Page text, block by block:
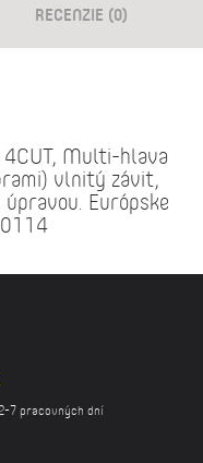
RECENZIE (0)
Multi-hlava
vlnitý závit,
Európske
7 pracovných dní